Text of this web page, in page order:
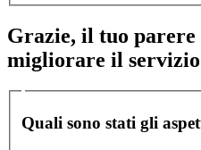
Grazie, il tuo parere
migliorare il
Quali sono stati gli